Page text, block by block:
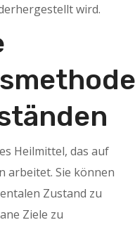
wird.
Heilmittel, das auf
arbeitet. Sie können
Zustand zu
Ziele zu